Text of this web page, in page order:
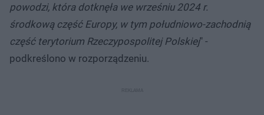
powodzi, która dotknęła we wrześniu 2024 r.
środkową część Europy, w tym południowo-zachodnią
część terytorium Rzeczypospolitej Polskiej" -
podkreślono w rozporządzeniu.